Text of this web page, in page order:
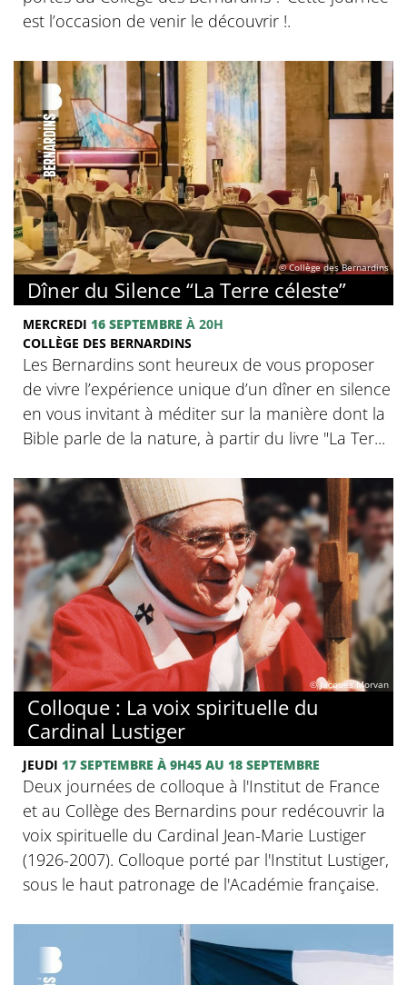
est l’occasion de venir le découvrir !.
© Collège des Bernardins
Dîner du Silence “La Terre céleste”
MERCREDI 16 SEPTEMBRE À 20H
COLLÈGE DES BERNARDINS
Les Bernardins sont heureux de vous proposer
de vivre l’expérience unique d’un dîner en silence
en vous invitant à méditer sur la manière dont la
Bible parle de la nature, à partir du livre "La Ter...
© Jacques Morvan
Colloque : La voix spirituelle du
Cardinal Lustiger
JEUDI 17 SEPTEMBRE À 9H45 AU 18 SEPTEMBRE
Deux journées de colloque à l'Institut de France
et au Collège des Bernardins pour redécouvrir la
voix spirituelle du Cardinal Jean-Marie Lustiger
(1926-2007). Colloque porté par l'Institut Lustiger,
sous le haut patronage de l'Académie française.